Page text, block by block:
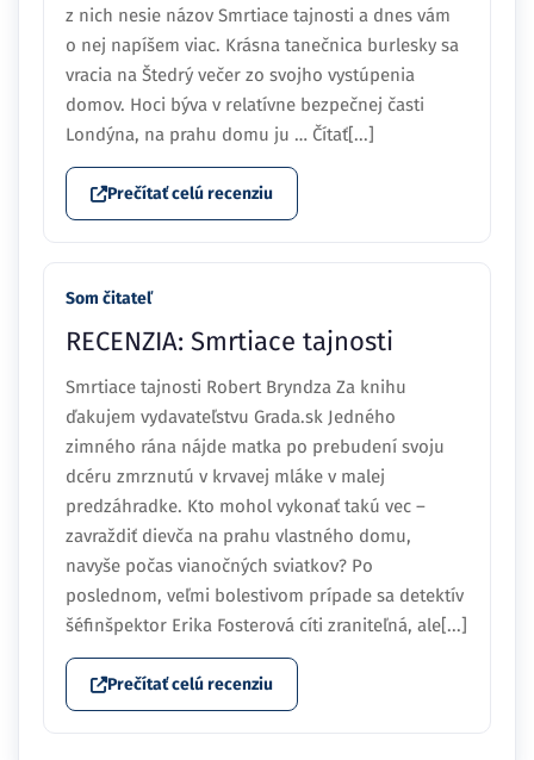
z nich nesie názov Smrtiace tajnosti a dnes vám
o nej napíšem viac. Krásna tanečnica burlesky sa
vracia na Štedrý večer zo svojho vystúpenia
domov. Hoci býva v relatívne bezpečnej časti
Londýna, na prahu domu ju … Čítať[...]
Prečítať celú recenziu
Som čitateľ
RECENZIA: Smrtiace tajnosti
Smrtiace tajnosti Robert Bryndza Za knihu
ďakujem vydavateľstvu Grada.sk Jedného
zimného rána nájde matka po prebudení svoju
dcéru zmrznutú v krvavej mláke v malej
predzáhradke. Kto mohol vykonať takú vec –
zavraždiť dievča na prahu vlastného domu,
navyše počas vianočných sviatkov? Po
poslednom, veľmi bolestivom prípade sa detektív
šéfinšpektor Erika Fosterová cíti zraniteľná, ale[...]
Prečítať celú recenziu